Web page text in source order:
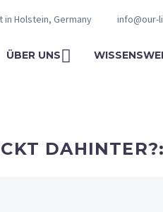
in Holstein, Germany info@our-
ÜBER UNS
DAHINTER?: